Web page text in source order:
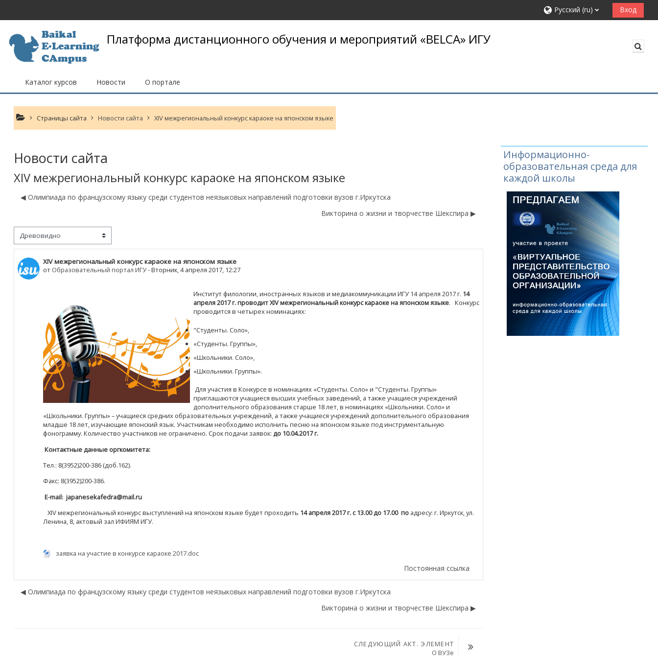
Русский ‎(ru)‎ Вход
Платформа дистанционного обучения и мероприятий «BELCA» ИГУ
Каталог курсов Новости О портале
Страницы сайта Новости сайта XIV межрегиональный конкурс караоке на японском языке
Новости сайта
XIV межрегиональный конкурс караоке на японском языке
◀︎ Олимпиада по французскому языку среди студентов неязыковых направлений подготовки вузов г.Иркутска
Викторина о жизни и творчестве Шекспира ▶︎
отображения
XIV межрегиональный конкурс караоке на японском языке
от Образовательный портал ИГУ-Вторник, 4 апреля 2017, 12:27
Количество ответов: 0
Институт филологии, иностранных языков и медиакоммуникации ИГУ 14 апреля 2017 г. 14
апреля 2017 г.проводит XIV межрегиональный конкурс караоке на японском языке. Конкурс
проводится в четырех номинациях:
"Студенты. Соло»,
«Студенты. Группы»,
«Школьники. Соло»,
«Школьники. Группы».
Для участия в Конкурсе в номинациях «Студенты. Соло» и "Студенты. Группы»
приглашаются учащиеся высших учебных заведений, а также учащиеся учреждений
дополнительного образования старше 18 лет, в номинациях «Школьники. Соло» и
«Школьники. Группы» – учащиеся средних образовательных учреждений, а также учащиеся учреждений дополнительного образования
младше 18 лет, изучающие японский язык. Участникам необходимо исполнить песню на японском языке под инструментальную
фонограмму. Количество участников не ограничено. Срок подачи заявок:до 10.04.2017 г.
Контактные данные оргкомитета:
Тел.: 8(3952)200-386 (доб.162).
Факс: 8(3952)200-386.
E-mail: japanesekafedra@mail.ru
XIV межрегиональный конкурс выступлений на японском языке будет проходить 14 апреля 2017 г. с 13.00 до 17.00 по адресу: г. Иркутск, ул.
Ленина, 8, актовый зал ИФИЯМ ИГУ.
заявка на участие в конкурсе караоке 2017.doc
Постоянная ссылка
◀︎ Олимпиада по французскому языку среди студентов неязыковых направлений подготовки вузов г.Иркутска
Викторина о жизни и творчестве Шекспира ▶︎
СЛЕДУЮЩИЙ АКТ. ЭЛЕМЕНТ
О ВУЗе
Информационно-
образовательная среда для
каждой школы